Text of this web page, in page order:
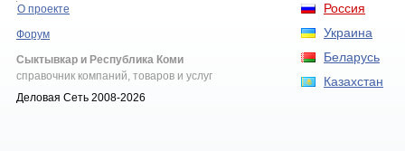
Россия
Украина
Беларусь
Казахстан
О проекте
Форум
Сыктывкар и Республика Коми
справочник компаний, товаров и услуг
Деловая Сеть 2008-2026